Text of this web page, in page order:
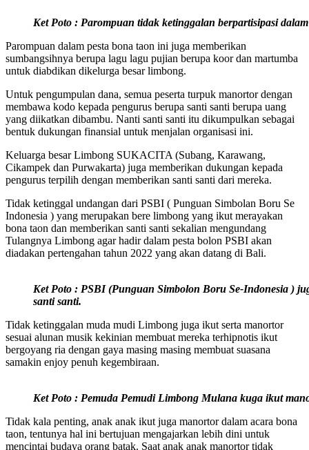
Ket Poto : Parompuan tidak ketinggalan berpartisipasi
Parompuan dalam pesta bona taon ini juga memberikan
sumbangsihnya berupa lagu lagu pujian berupa koor dan martumba
untuk diabdikan dikelurga besar limbong.
Untuk pengumpulan dana, semua peserta turpuk manortor dengan
membawa kodo kepada pengurus berupa santi santi berupa uang
yang diikatkan dibambu. Nanti santi santi itu dikumpulkan sebagai
bentuk dukungan finansial untuk menjalan organisasi ini.
Keluarga besar Limbong SUKACITA (Subang, Karawang,
Cikampek dan Purwakarta) juga memberikan dukungan kepada
pengurus terpilih dengan memberikan santi santi dari mereka.
Tidak ketinggal undangan dari PSBI ( Punguan Simbolan Boru Se
Indonesia ) yang merupakan bere limbong yang ikut merayakan
bona taon dan memberikan santi santi sekalian mengundang
Tulangnya Limbong agar hadir dalam pesta bolon PSBI akan
diadakan pertengahan tahun 2022 yang akan datang di Bali.
Ket Poto : PSBI (Punguan Simbolon Boru Se-Indonesia )
santi santi.
Tidak ketinggalan muda mudi Limbong juga ikut serta manortor
sesuai alunan musik kekinian membuat mereka terhipnotis ikut
bergoyang ria dengan gaya masing masing membuat suasana
samakin enjoy penuh kegembiraan.
Ket Poto : Pemuda Pemudi Limbong Mulana kuga ikut
Tidak kala penting, anak anak ikut juga manortor dalam acara bona
taon, tentunya hal ini bertujuan mengajarkan lebih dini untuk
mencintai budaya orang batak. Saat anak anak manortor tidak